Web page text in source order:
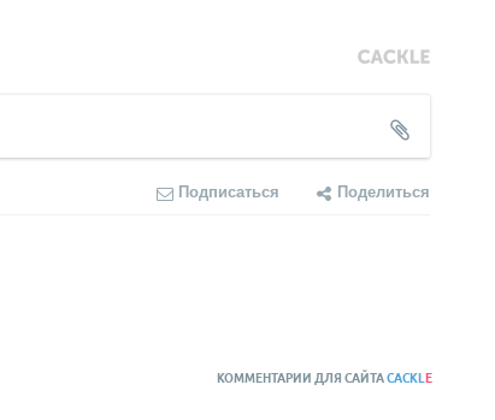
Подписаться Поделиться
КОММЕНТАРИИ ДЛЯ САЙТАCACKL E